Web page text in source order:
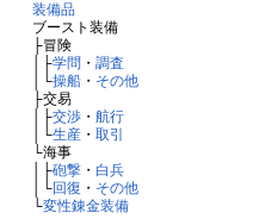
装備品
ブースト装備
├冒険
│├学問 ・ 調査
│└操船・ その他
├交易
│├交渉・ 航行
│└生産・ 取引
└海事
│├砲撃・ 白兵
│└回復 ・ その他
└変性錬金装備